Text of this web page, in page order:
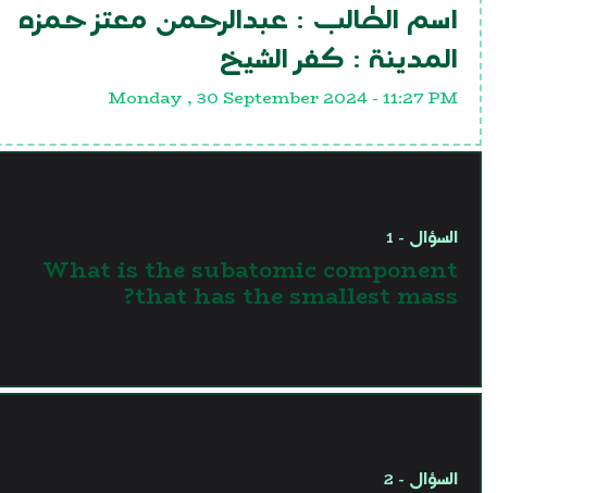
اسم الطالب : عبدالرحمن معتز حمزه
المدينة : كفر الشيخ
Monday , 30 September 2024 - 11:27 PM
السؤال - 1
What is the subatomic component
that has the smallest mass?
السؤال - 2